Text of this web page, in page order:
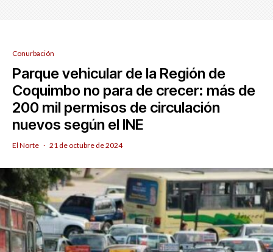
Conurbación
Parque vehicular de la Región de
Coquimbo no para de crecer: más de
200 mil permisos de circulación
nuevos según el INE
El Norte · 21 de octubre de 2024